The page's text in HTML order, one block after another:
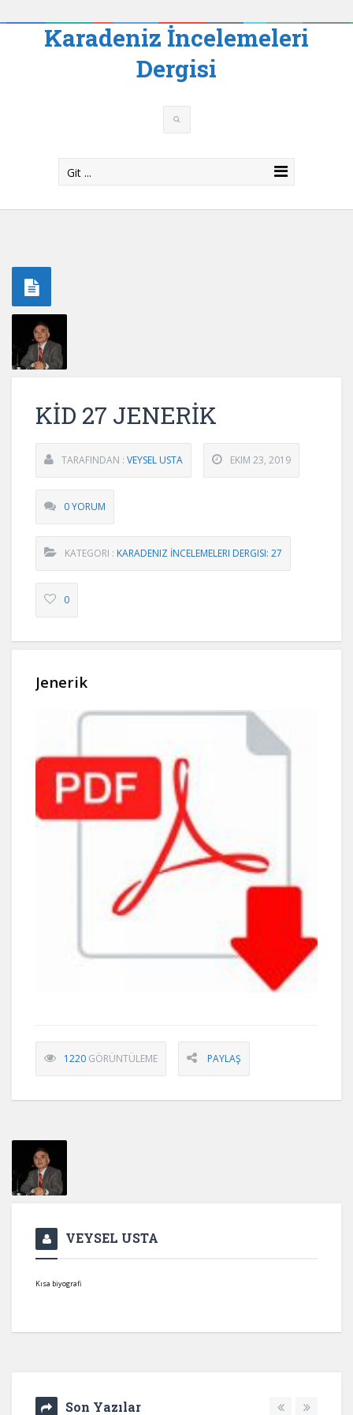
Karadeniz İncelemeleri
Dergisi
Git ...
KİD 27 JENERİK
TARAFINDAN : VEYSEL USTA EKIM 23, 2019
0 YORUM
KATEGORI : KARADENIZ İNCELEMELERI DERGISI: 27
0
Jenerik
1220 GÖRÜNTÜLEME PAYLAŞ
VEYSEL USTA
Kısa biyografi
Son Yazılar